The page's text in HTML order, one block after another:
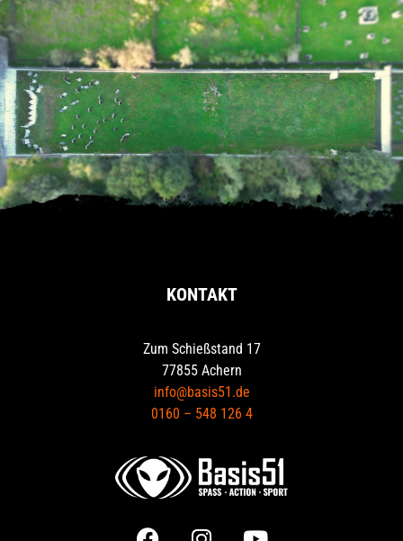
KONTAKT
Zum Schießstand 17
77855 Achern
info@basis51.de
0160 – 548 126 4